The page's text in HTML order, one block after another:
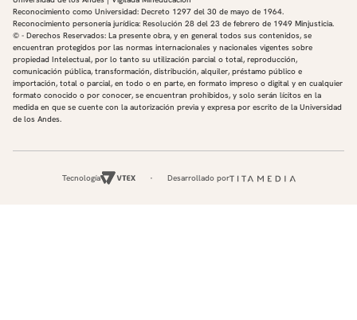
Reconocimiento como Universidad: Decreto 1297 del 30 de mayo de 1964.
Reconocimiento personería jurídica: Resolución 28 del 23 de febrero de 1949 Minjusticia.
© - Derechos Reservados: La presente obra, y en general todos sus contenidos, se
encuentran protegidos por las normas internacionales y nacionales vigentes sobre
propiedad Intelectual, por lo tanto su utilización parcial o total, reproducción,
comunicación pública, transformación, distribución, alquiler, préstamo público e
importación, total o parcial, en todo o en parte, en formato impreso o digital y en cualquier
formato conocido o por conocer, se encuentran prohibidos, y solo serán lícitos en la
medida en que se cuente con la autorización previa y expresa por escrito de la Universidad
de los Andes.
Tecnología Desarrollado por